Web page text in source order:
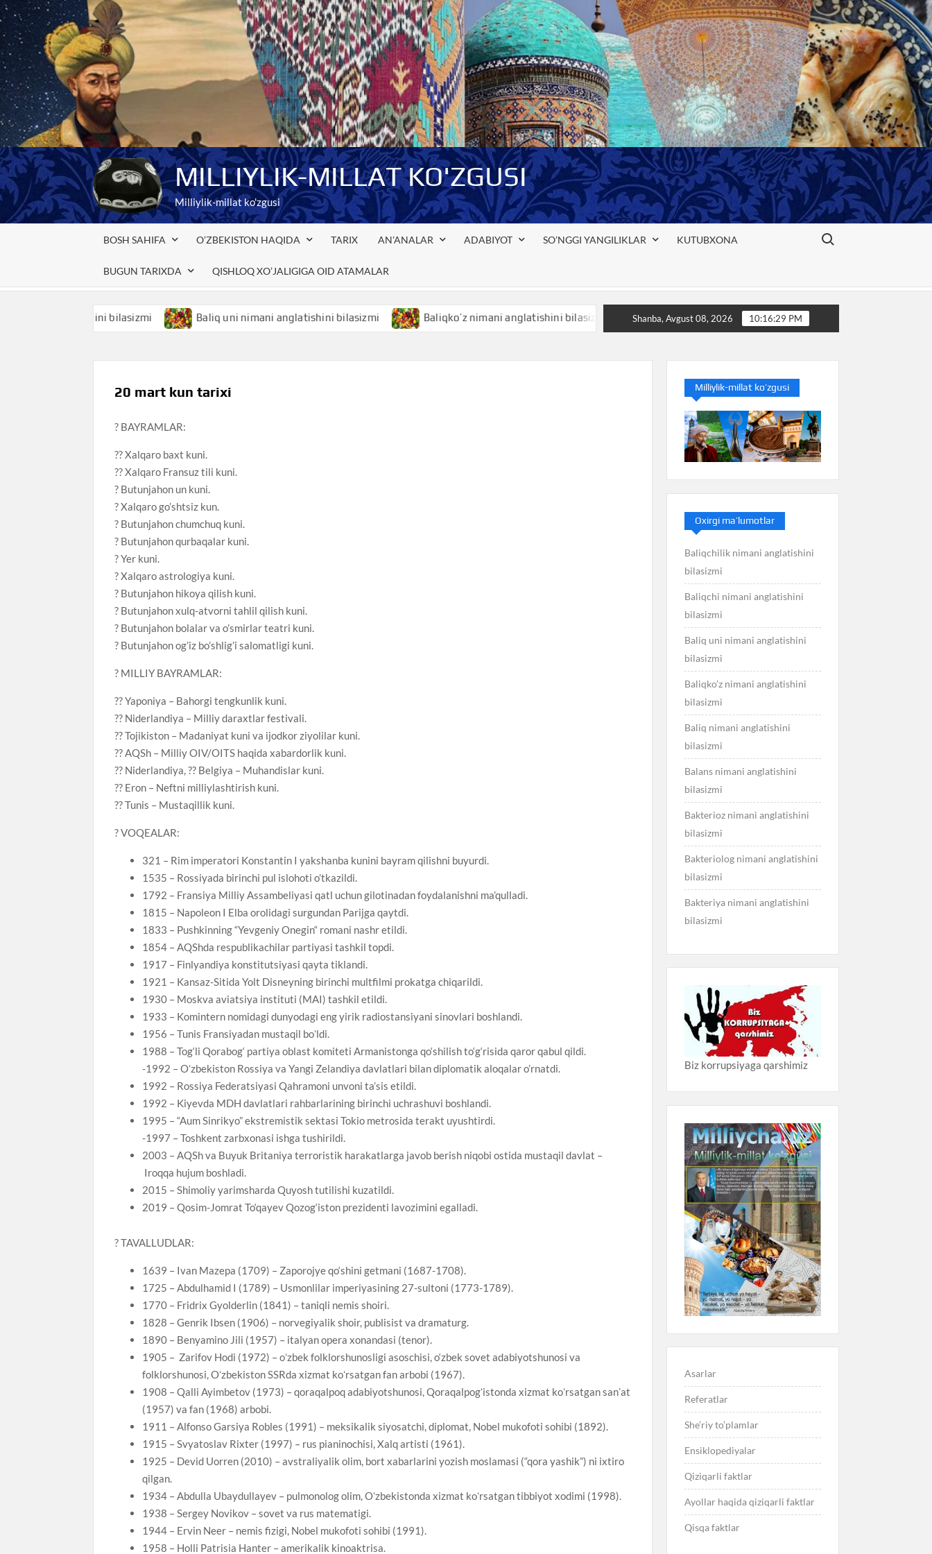
Skip
to
content
MILLIYLIK-MILLAT KO'ZGUSI
Milliylik-millat ko'zgusi
BOSH SAHIFA O’ZBEKISTON HAQIDA TARIX AN’ANALAR ADABIYOT SO’NGGI YANGILIKLAR KUTUBXONA
BUGUN TARIXDA QISHLOQ XO’JALIGIGA OID ATAMALAR
Search for:
anglatishini bilasizmi Baliq uni nimani anglatishini bilasizmi Baliqko’z nimani anglatishini bilasizmi Baliq nimani anglatishini bilasizmi
Shanba, Avgust 08, 2026 10:16:29 PM
20 mart kun tarixi
? BAYRAMLAR:
?? Xalqaro baxt kuni.
?? Xalqaro Fransuz tili kuni.
? Butunjahon un kuni.
? Xalqaro go’shtsiz kun.
? Butunjahon chumchuq kuni.
? Butunjahon qurbaqalar kuni.
? Yer kuni.
? Xalqaro astrologiya kuni.
? Butunjahon hikoya qilish kuni.
? Butunjahon xulq-atvorni tahlil qilish kuni.
? Butunjahon bolalar va o’smirlar teatri kuni.
? Butunjahon og’iz bo’shlig’i salomatligi kuni.
? MILLIY BAYRAMLAR:
?? Yaponiya – Bahorgi tengkunlik kuni.
?? Niderlandiya – Milliy daraxtlar festivali.
?? Tojikiston – Madaniyat kuni va ijodkor ziyolilar kuni.
?? AQSh – Milliy OIV/OITS haqida xabardorlik kuni.
?? Niderlandiya, ?? Belgiya – Muhandislar kuni.
?? Eron – Neftni milliylashtirish kuni.
?? Tunis – Mustaqillik kuni.
? VOQEALAR:
321 – Rim imperatori Konstantin I yakshanba kunini bayram qilishni buyurdi.
1535 – Rossiyada birinchi pul islohoti o’tkazildi.
1792 – Fransiya Milliy Assambeliyasi qatl uchun gilotinadan foydalanishni ma’qulladi.
1815 – Napoleon I Elba orolidagi surgundan Parijga qaytdi.
1833 – Pushkinning “Yevgeniy Onegin“ romani nashr etildi.
1854 – AQShda respublikachilar partiyasi tashkil topdi.
1917 – Finlyandiya konstitutsiyasi qayta tiklandi.
1921 – Kansaz-Sitida Yolt Disneyning birinchi multfilmi prokatga chiqarildi.
1930 – Moskva aviatsiya instituti (MAI) tashkil etildi.
1933 – Komintern nomidagi dunyodagi eng yirik radiostansiyani sinovlari boshlandi.
1956 – Tunis Fransiyadan mustaqil boʻldi.
1988 – Tog‘li Qorabog‘ partiya oblast komiteti Armanistonga qo‘shilish to‘g‘risida qaror qabul qildi.
-1992 – Oʻzbekiston Rossiya va Yangi Zelandiya davlatlari bilan diplomatik aloqalar o’rnatdi.
1992 – Rossiya Federatsiyasi Qahramoni unvoni ta’sis etildi.
1992 – Kiyevda MDH davlatlari rahbarlarining birinchi uchrashuvi boshlandi.
1995 – “Aum Sinrikyo” ekstremistik sektasi Tokio metrosida terakt uyushtirdi.
-1997 – Toshkent zarbxonasi ishga tushirildi.
2003 – AQSh va Buyuk Britaniya terroristik harakatlarga javob berish niqobi ostida mustaqil davlat –
Iroqqa hujum boshladi.
2015 – Shimoliy yarimsharda Quyosh tutilishi kuzatildi.
2019 – Qosim-Jomrat To‘qayev Qozog‘iston prezidenti lavozimini egalladi.
? TAVALLUDLAR:
1639 – Ivan Mazepa (1709) – Zaporojye qo‘shini getmani (1687-1708).
1725 – Abdulhamid I (1789) – Usmonlilar imperiyasining 27-sultoni (1773-1789).
1770 – Fridrix Gyolderlin (1841) – taniqli nemis shoiri.
1828 – Genrik Ibsen (1906) – norvegiyalik shoir, publisist va dramaturg.
1890 – Benyamino Jili (1957) – italyan opera xonandasi (tenor).
1905 – Zarifov Hodi (1972) – oʻzbek folklorshunosligi asoschisi, o‘zbek sovet adabiyotshunosi va
folklorshunosi, Oʻzbekiston SSRda xizmat koʻrsatgan fan arbobi (1967).
1908 – Qalli Ayimbetov (1973) – qoraqalpoq adabiyotshunosi, Qoraqalpogʻistonda xizmat koʻrsatgan sanʼat
(1957) va fan (1968) arbobi.
1911 – Alfonso Garsiya Robles (1991) – meksikalik siyosatchi, diplomat, Nobel mukofoti sohibi (1892).
1915 – Svyatoslav Rixter (1997) – rus pianinochisi, Xalq artisti (1961).
1925 – Devid Uorren (2010) – avstraliyalik olim, bort xabarlarini yozish moslamasi (“qora yashik”) ni ixtiro
qilgan.
1934 – Abdulla Ubaydullayev – pulmonolog olim, Oʻzbekistonda xizmat koʻrsatgan tibbiyot xodimi (1998).
1938 – Sergey Novikov – sovet va rus matematigi.
1944 – Ervin Neer – nemis fizigi, Nobel mukofoti sohibi (1991).
1958 – Holli Patrisia Hanter – amerikalik kinoaktrisa.
Milliylik-millat ko’zgusi
Oxirgi ma’lumotlar
Baliqchilik nimani anglatishini
bilasizmi
Baliqchi nimani anglatishini
bilasizmi
Baliq uni nimani anglatishini
bilasizmi
Baliqko’z nimani anglatishini
bilasizmi
Baliq nimani anglatishini
bilasizmi
Balans nimani anglatishini
bilasizmi
Bakterioz nimani anglatishini
bilasizmi
Bakteriolog nimani anglatishini
bilasizmi
Bakteriya nimani anglatishini
bilasizmi
Biz korrupsiyaga qarshimiz
Asarlar
Referatlar
She’riy to’plamlar
Ensiklopediyalar
Qiziqarli faktlar
Ayollar haqida qiziqarli faktlar
Qisqa faktlar